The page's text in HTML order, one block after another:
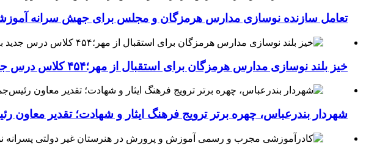
تعامل سازنده نوسازی مدارس هرمزگان و مجلس برای جهش سرانه آموزشی شرق استان/
خیز بلند نوسازی مدارس هرمزگان برای استقبال از مهر؛۴۵۴ کلاس درس جدید به فضای آموزشی استان افزوده می‌شود
شهردار بندرعباس، چهره برتر ترویج فرهنگ ایثار و شهادت؛ تقدیر معاون